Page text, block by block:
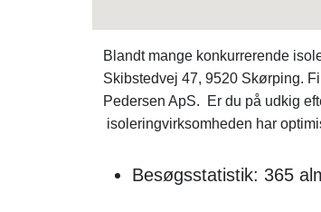
Blandt mange konkurrerende
Skibstedvej 47, 9520 Skørping.
Pedersen ApS. Er du på udkig
isoleringvirksomheden har
Besøgsstatistik: 365